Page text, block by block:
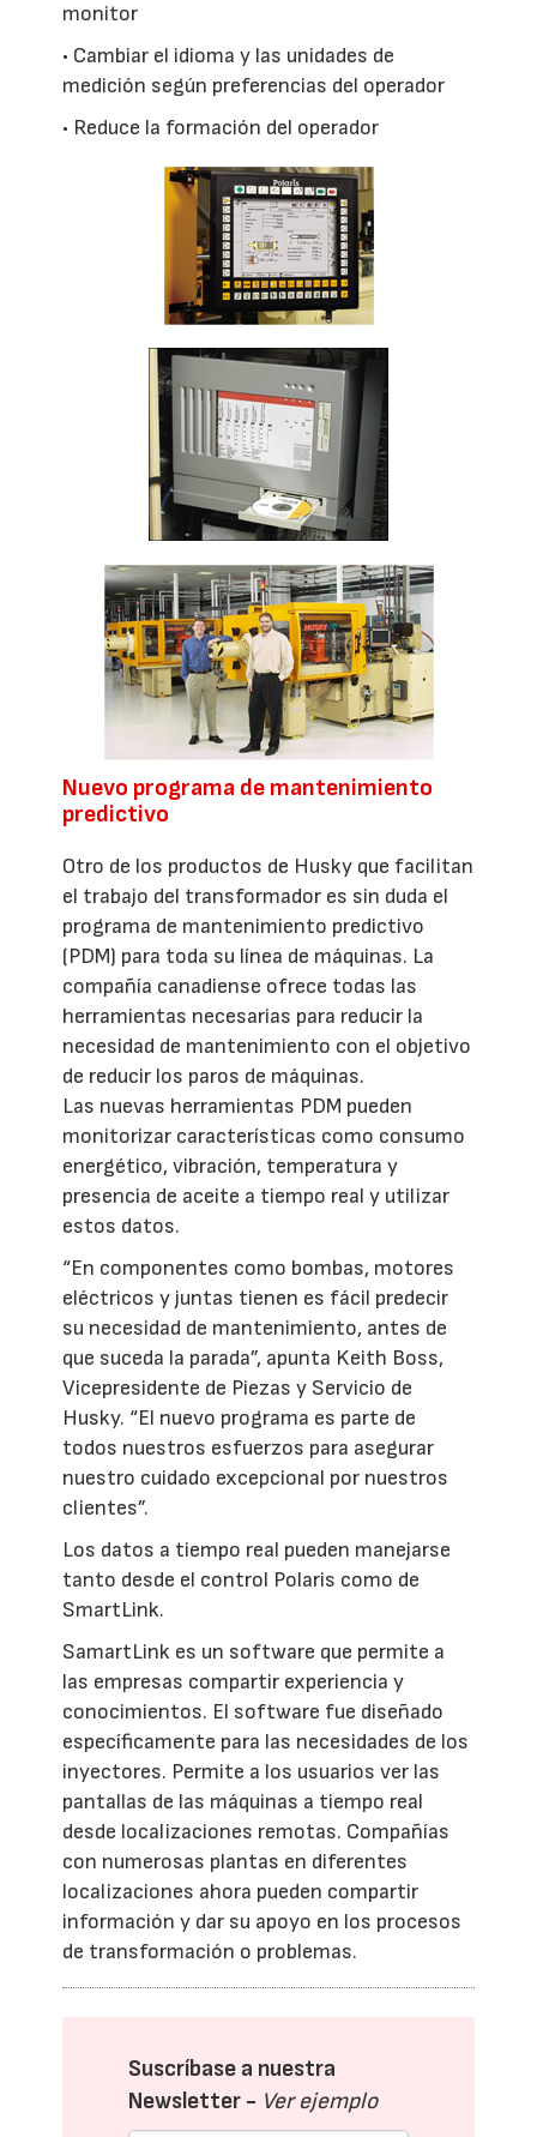
monitor
• Cambiar el idioma y las unidades de
medición según preferencias del operador
• Reduce la formación del operador
Nuevo programa de mantenimiento
predictivo
Otro de los productos de Husky que facilitan
el trabajo del transformador es sin duda el
programa de mantenimiento predictivo
(PDM) para toda su línea de máquinas. La
compañía canadiense ofrece todas las
herramientas necesarias para reducir la
necesidad de mantenimiento con el objetivo
de reducir los paros de máquinas.
Las nuevas herramientas PDM pueden
monitorizar características como consumo
energético, vibración, temperatura y
presencia de aceite a tiempo real y utilizar
estos datos.
“En componentes como bombas, motores
eléctricos y juntas tienen es fácil predecir
su necesidad de mantenimiento, antes de
que suceda la parada”, apunta Keith Boss,
Vicepresidente de Piezas y Servicio de
Husky. “El nuevo programa es parte de
todos nuestros esfuerzos para asegurar
nuestro cuidado excepcional por nuestros
clientes”.
Los datos a tiempo real pueden manejarse
tanto desde el control Polaris como de
SmartLink.
SamartLink es un software que permite a
las empresas compartir experiencia y
conocimientos. El software fue diseñado
específicamente para las necesidades de los
inyectores. Permite a los usuarios ver las
pantallas de las máquinas a tiempo real
desde localizaciones remotas. Compañías
con numerosas plantas en diferentes
localizaciones ahora pueden compartir
información y dar su apoyo en los procesos
de transformación o problemas.
Suscríbase a nuestra
Newsletter - Ver ejemplo